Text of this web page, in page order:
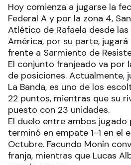
Hoy comienza a jugarse la
Federal A y por la zona 4,
Atlético de Rafaela desde las
América, por su parte,
frente a Sarmiento de
El conjunto franjeado va por
de posiciones. Actualmente,
La Banda, es uno de los
22 puntos, mientras que su
puesto con 23 unidades.
El duelo entre ambos
terminó en empate 1-1 en el
Octubre. Facundo Monín
franja, mientras que Lucas